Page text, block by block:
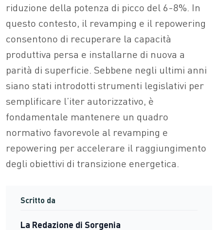
riduzione della potenza di picco del 6-8%. In
questo contesto, il revamping e il repowering
consentono di recuperare la capacità
produttiva persa e installarne di nuova a
parità di superficie. Sebbene negli ultimi anni
siano stati introdotti strumenti legislativi per
semplificare l’iter autorizzativo, è
fondamentale mantenere un quadro
normativo favorevole al revamping e
repowering per accelerare il raggiungimento
degli obiettivi di transizione energetica.
Scritto da
La Redazione di Sorgenia